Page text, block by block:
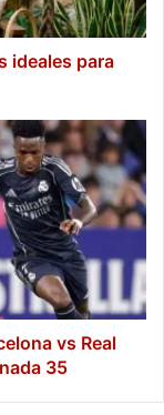
ideales para
vs Real
35